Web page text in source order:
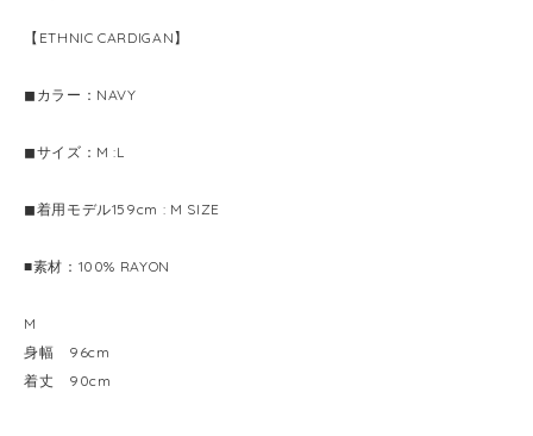
【ETHNIC CARDIGAN】
◼︎カラー：NAVY
◼︎サイズ：M :L
◼︎着用モデル159cm : M SIZE
■素材：100% RAYON
M
身幅 96cm
着丈 90cm